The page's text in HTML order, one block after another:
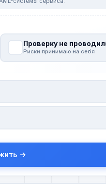
Проверку не
Риски принимаю на себя
→